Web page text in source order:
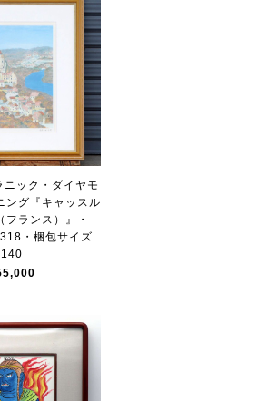
ック・ダイヤモ
ング『キャッスル
フランス）』・
・梱包サイズ
140